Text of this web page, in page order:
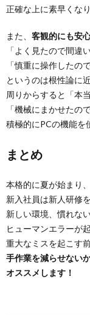
正確な上に素早くなり
また、 客観的にも安
「よく見たので間違
「慎重に操作したの
というのは根性論に
周りからすると「本
「機械にまかせたの
積極的にPCの機能を
まとめ
本格的に夏が始まり、
新入社員は新人研修
新しい環境、慣れな
ヒューマンエラーが
重大なミスを起こす前
手作業を減らせない
オススメします！